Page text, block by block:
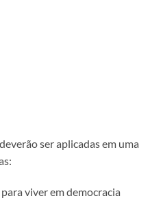
ser aplicadas em uma
viver em democracia